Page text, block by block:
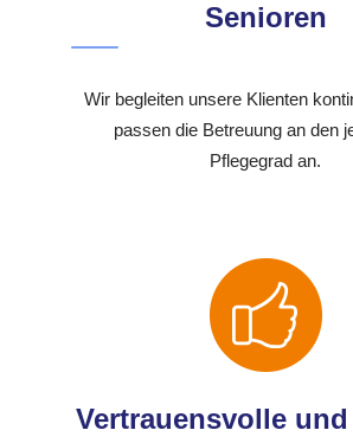
Senioren
Wir begleiten unsere Klienten
passen die Betreuung an den
Pflegegrad an.
Vertrauensvolle